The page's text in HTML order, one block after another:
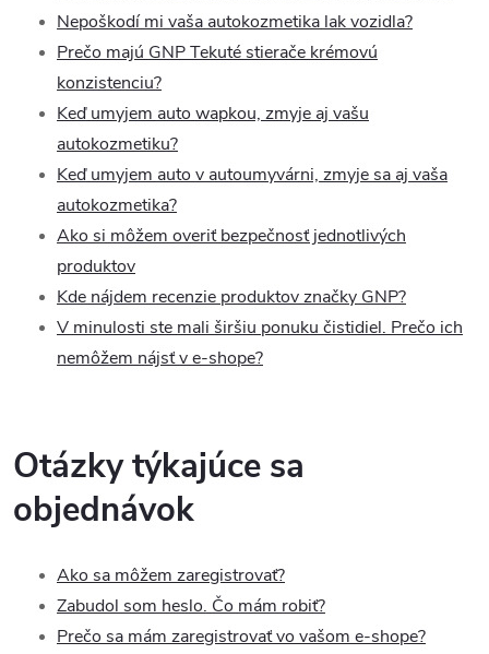
Nepoškodí mi vaša autokozmetika lak vozidla?
Prečo majú GNP Tekuté stierače krémovú
konzistenciu?
Keď umyjem auto wapkou, zmyje aj vašu
autokozmetiku?
Keď umyjem auto v autoumyvárni, zmyje sa aj vaša
autokozmetika?
Ako si môžem overiť bezpečnosť jednotlivých
produktov
Kde nájdem recenzie produktov značky GNP?
V minulosti ste mali širšiu ponuku čistidiel. Prečo ich
nemôžem nájsť v e-shope?
Otázky týkajúce sa
objednávok
Ako sa môžem zaregistrovať?
Zabudol som heslo. Čo mám robiť?
Prečo sa mám zaregistrovať vo vašom e-shope?